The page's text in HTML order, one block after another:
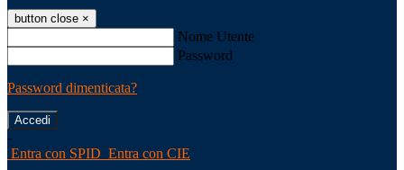
button close ×
Nome Utente
Password
Password dimenticata?
-
Entra con SPID Entra con CIE